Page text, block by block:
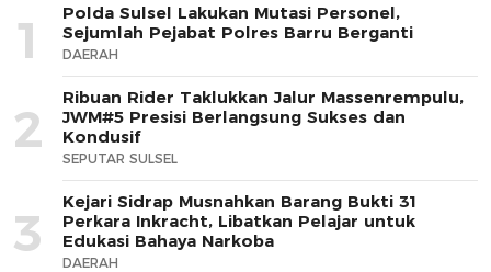
1
Polda Sulsel Lakukan Mutasi Personel,
Sejumlah Pejabat Polres Barru Berganti
DAERAH
2
Ribuan Rider Taklukkan Jalur Massenrempulu,
JWM#5 Presisi Berlangsung Sukses dan
Kondusif
SEPUTAR SULSEL
3
Kejari Sidrap Musnahkan Barang Bukti 31
Perkara Inkracht, Libatkan Pelajar untuk
Edukasi Bahaya Narkoba
DAERAH